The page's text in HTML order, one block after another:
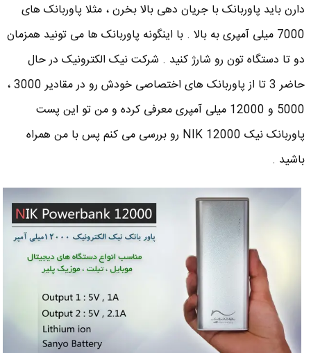
دارن باید پاوربانک با جریان دهی بالا بخرن ، مثلا پاوربانک های
7000 میلی آمپری به بالا . با اینگونه پاوربانک ها می تونید همزمان
دو تا دستگاه تون رو شارژ کنید . شرکت نیک الکترونیک در حال
حاضر 3 تا از پاوربانک های اختصاصی خودش رو در مقادیر 3000 ،
5000 و 12000 میلی آمپری معرفی کرده و من تو این پست
پاوربانک نیک NIK 12000 رو بررسی می کنم پس با من همراه
باشید .